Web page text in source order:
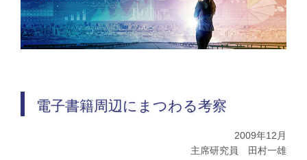
電子書籍周辺にまつわる考察
2009年12月
主席研究員 田村一雄